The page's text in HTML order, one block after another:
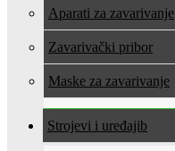
Aparati za zavarivanje
Zavarivački pribor
Maske za zavarivanje
Strojevi i uređaji